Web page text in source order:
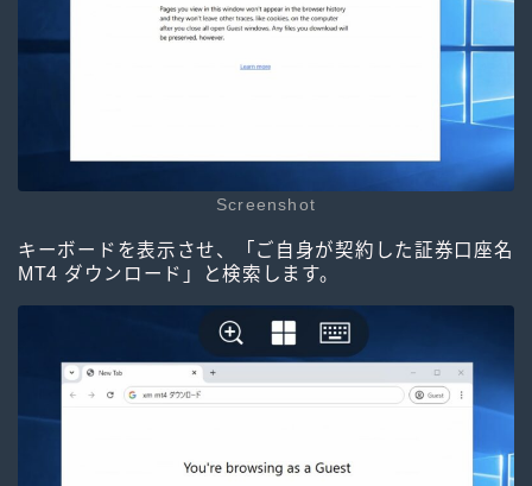
Screenshot
キーボードを表示させ、「ご自身が契約した証券口座名
MT4 ダウンロード」と検索します。